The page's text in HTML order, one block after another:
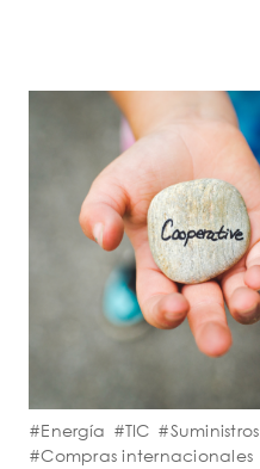
#Energía #TIC #Suministros
#Compras internacionales